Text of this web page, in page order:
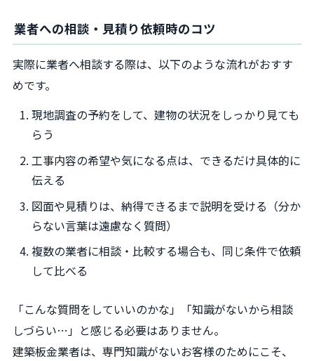
業者への相談・見積り依頼時のコツ
実際に業者へ相談する際は、以下のような流れがおすす
めです。
現地調査の予約をして、建物の状況をしっかり見ても
らう
工事内容の希望や気になる点は、できるだけ具体的に
伝える
図面や見積りは、納得できるまで説明を受ける（分か
らない言葉は遠慮なく質問）
複数の業者に相談・比較する場合も、同じ条件で依頼
して比べる
「こんな質問をしていいのかな」「知識がないから相談
しづらい…」と感じる必要はありません。
建築板金業者は、専門知識がないお客様のためにこそ、